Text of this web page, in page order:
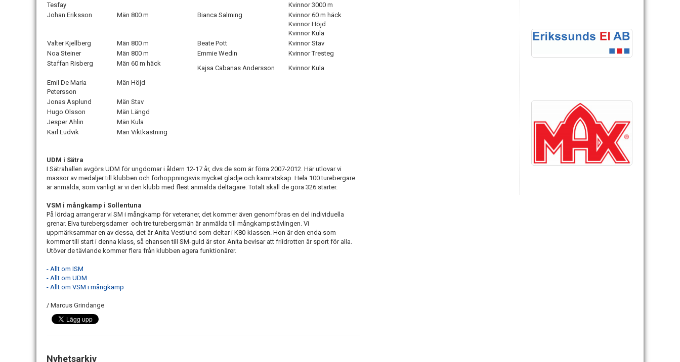
Tesfay
Kvinnor 3000 m
Johan Eriksson
Män 800 m Bianca Salming
Kvinnor 60 m häck
Kvinnor Höjd
Kvinnor Kula
Valter Kjellberg
Män 800 m Beate Pott
Kvinnor Stav
Noa Steiner
Män 800 m Emmie Wedin
Kvinnor Tresteg
Staffan Risberg
Män 60 m häck
Kajsa Cabanas Andersson
Kvinnor Kula
Emil De Maria
Petersson
Män Höjd
Jonas Asplund
Män Stav
Hugo Olsson
Män Längd
Jesper Ahlin
Män Kula
Karl Ludvik
Män Viktkastning
UDM i Sätra
I Sätrahallen avgörs UDM för ungdomar i åldern 12-17 år, dvs de som är förra 2007-2012. Här utlovar vi
massor av medaljer till klubben och förhoppningsvis mycket glädje och kamratskap. Hela 100 turebergare
är anmälda, som vanligt är vi den klubb med flest anmälda deltagare. Totalt skall de göra 326 starter.
VSM i mångkamp i Sollentuna
På lördag arrangerar vi SM i mångkamp för veteraner, det kommer även genomföras en del individuella
grenar. Elva turebergsdamer och tre turebergsmän är anmälda till mångkampstävlingen. Vi
uppmärksammar en av dessa, det är Anita Vestlund som deltar i K80-klassen. Hon är den enda som
kommer till start i denna klass, så chansen till SM-guld är stor. Anita bevisar att friidrotten är sport för alla.
Utöver de tävlande kommer flera från klubben agera funktionärer.
- Allt om ISM
- Allt om UDM
- Allt om VSM i mångkamp
/ Marcus Grindange
Nyhetsarkiv